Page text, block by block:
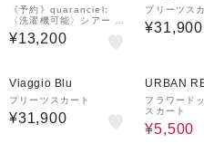
《予約》quaranciel:
〈洗濯機可能〉シアー チ
ェック プリーツ フレア
スカート
¥13,200
プリーツス
¥31,900
Viaggio Blu
プリーツスカート
¥31,900
URBAN
フラワード
スカート
¥5,500